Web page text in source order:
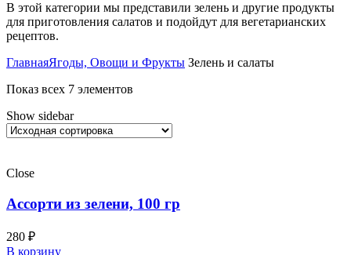
В этой категории мы представили зелень и другие продукты
для приготовления салатов и подойдут для вегетарианских
рецептов.
ГлавнаяЯгоды, Овощи и Фрукты Зелень и салаты
Показ всех 7 элементов
Show sidebar
Close
Ассорти из зелени, 100 гр
280 ₽
В корзину